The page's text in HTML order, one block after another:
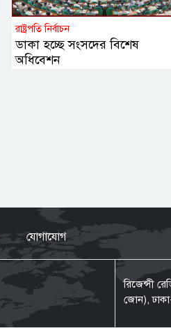
রাষ্ট্রপতি নির্বাচন
ডাকা হচ্ছে সংসদের বিশেষ
অধিবেশন
যোগাযোগ
রিজেন্সী
জোন),